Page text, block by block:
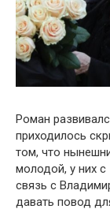
Роман
приходилось
том, что
молодой, у них
связь с
давать повод